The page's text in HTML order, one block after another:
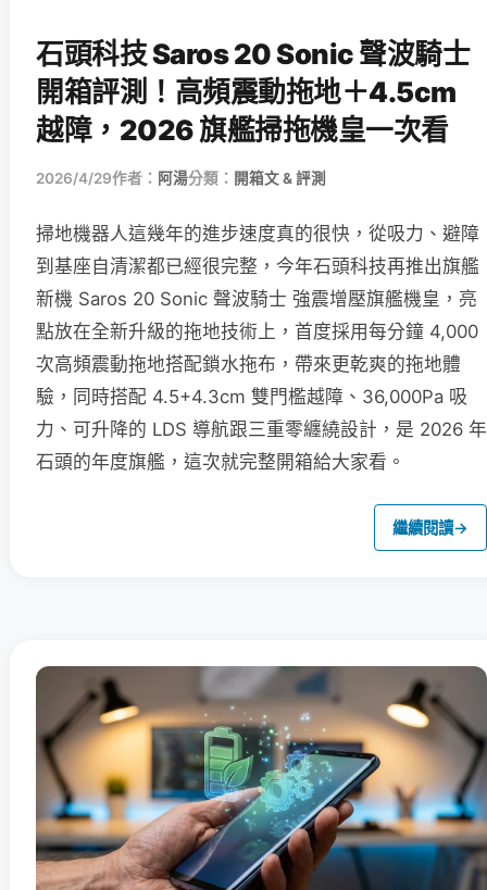
石頭科技 Saros 20 Sonic 聲波騎士
開箱評測！高頻震動拖地＋4.5cm
越障，2026 旗艦掃拖機皇一次看
2026/4/29作者： 阿湯分類： 開箱文 & 評測
掃地機器人這幾年的進步速度真的很快，從吸力、避障
到基座自清潔都已經很完整，今年石頭科技再推出旗艦
新機 Saros 20 Sonic 聲波騎士 強震增壓旗艦機皇，亮
點放在全新升級的拖地技術上，首度採用每分鐘 4,000
次高頻震動拖地搭配鎖水拖布，帶來更乾爽的拖地體
驗，同時搭配 4.5+4.3cm 雙門檻越障、36,000Pa 吸
力、可升降的 LDS 導航跟三重零纏繞設計，是 2026 年
石頭的年度旗艦，這次就完整開箱給大家看。
繼續閱讀→